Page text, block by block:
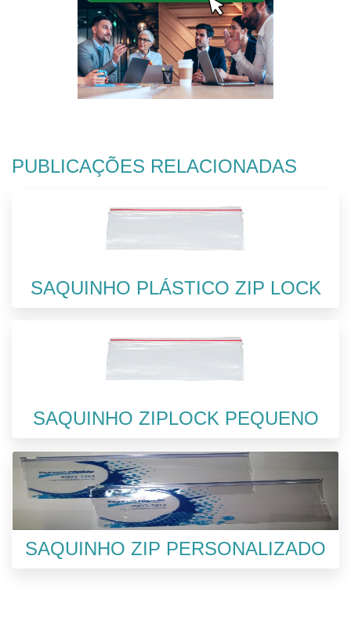
PUBLICAÇÕES RELACIONADAS
SAQUINHO PLÁSTICO ZIP LOCK
SAQUINHO ZIPLOCK PEQUENO
SAQUINHO ZIP PERSONALIZADO